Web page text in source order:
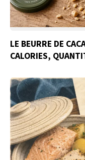
LE BEURRE DE
CALORIES,